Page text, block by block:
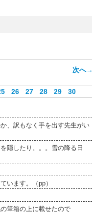
次へ→
26 27 28 29 30
、訳もなく手を出す先生がい
隠したり。。。雪の降る日
います。（pp）
筆箱の上に載せたので